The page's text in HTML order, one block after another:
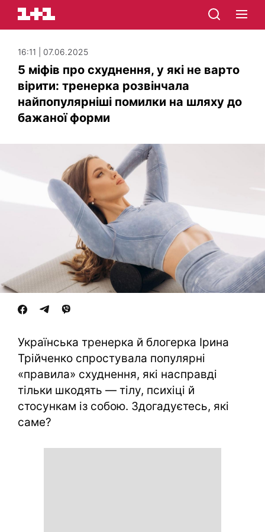
16:11 | 07.06.2025
5 міфів про схуднення, у які не варто
вірити: тренерка розвінчала
найпопулярніші помилки на шляху до
бажаної форми
Українська тренерка й блогерка Ірина
Трійченко спростувала популярні
«правила» схуднення, які насправді
тільки шкодять — тілу, психіці й
стосункам із собою. Здогадуєтесь, які
саме?